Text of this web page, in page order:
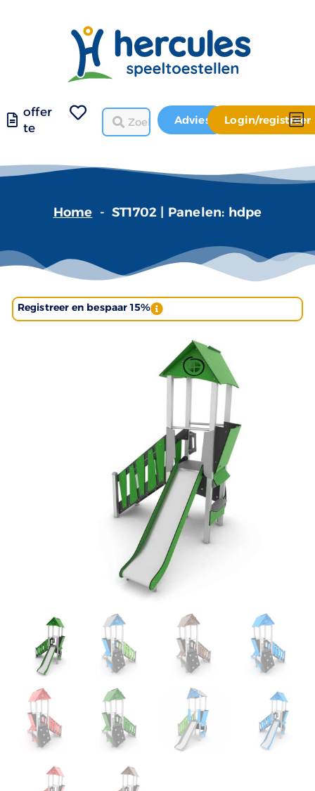
offer
te
Advies Login/registreer
Home - ST1702 | Panelen: hdpe
Registreer en bespaar 15%